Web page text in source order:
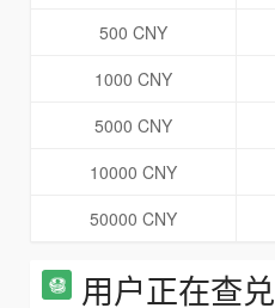
500 CNY
1000 CNY
5000 CNY
10000 CNY
50000 CNY
用户正在查兑